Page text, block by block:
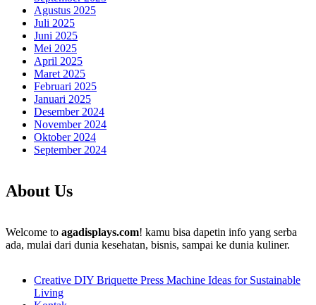
Agustus 2025
Juli 2025
Juni 2025
Mei 2025
April 2025
Maret 2025
Februari 2025
Januari 2025
Desember 2024
November 2024
Oktober 2024
September 2024
About Us
Welcome to agadisplays.com! kamu bisa dapetin info yang serba
ada, mulai dari dunia kesehatan, bisnis, sampai ke dunia kuliner.
Creative DIY Briquette Press Machine Ideas for Sustainable
Living